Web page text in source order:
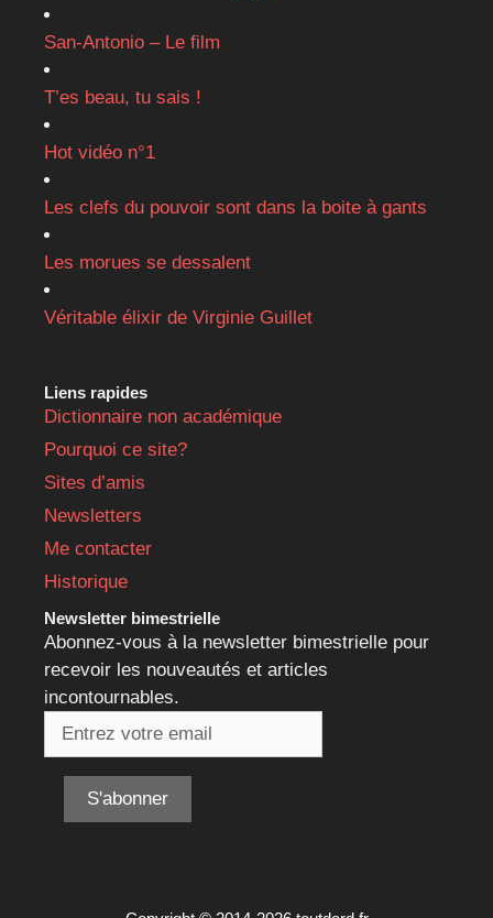
San-Antonio – Le film
T’es beau, tu sais !
Hot vidéo n°1
Les clefs du pouvoir sont dans la boite à gants
Les morues se dessalent
Véritable élixir de Virginie Guillet
Liens rapides
Dictionnaire non académique
Pourquoi ce site?
Sites d’amis
Newsletters
Me contacter
Historique
Newsletter bimestrielle
Abonnez-vous à la newsletter bimestrielle pour
recevoir les nouveautés et articles
incontournables.